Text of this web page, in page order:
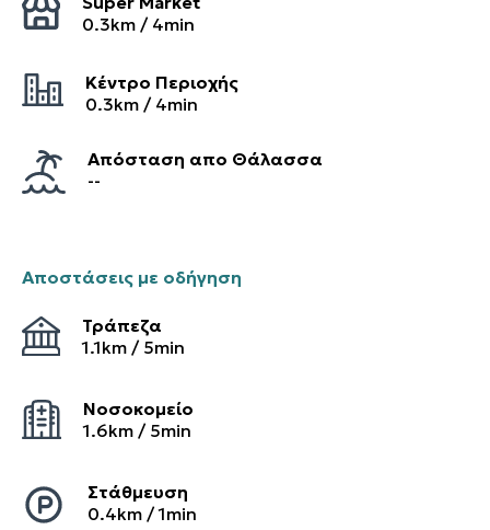
0.3km / 4min
Κέντρο Περιοχής
0.3km / 4min
Απόσταση απο Θάλασσα
--
Αποστάσεις με οδήγηση
Τράπεζα
1.1km / 5min
Νοσοκομείο
1.6km / 5min
Στάθμευση
0.4km /1min